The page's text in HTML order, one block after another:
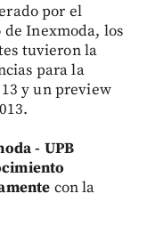
por el
Inexmoda, los
tuvieron la
para la
y un preview
- UPB
con la